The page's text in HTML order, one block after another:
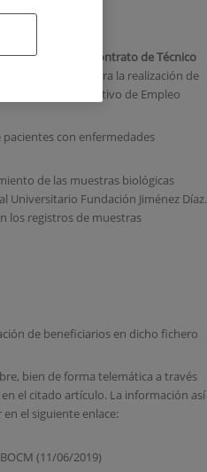
Contrato de Técnico
de ayudas para la realización de
Programa Operativo de Empleo
con enfermedades
de las muestras biológicas
Fundación Jiménez Díaz.
los registros de muestras
de beneficiarios en dicho fichero
bien de forma telemática a través
el citado artículo. La información así
el siguiente enlace:
(11/06/2019)